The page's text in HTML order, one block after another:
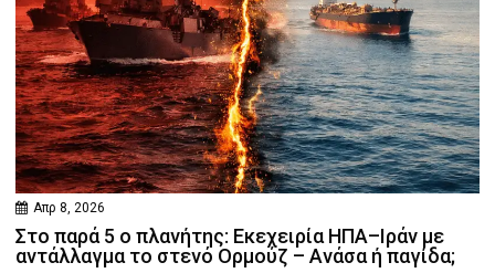
Απρ 8, 2026
Στο παρά 5 ο πλανήτης: Εκεχειρία ΗΠΑ–Ιράν με
αντάλλαγμα το στενό Ορμούζ – Ανάσα ή παγίδα;